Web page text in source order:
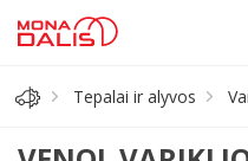
Tepalai ir alyvos